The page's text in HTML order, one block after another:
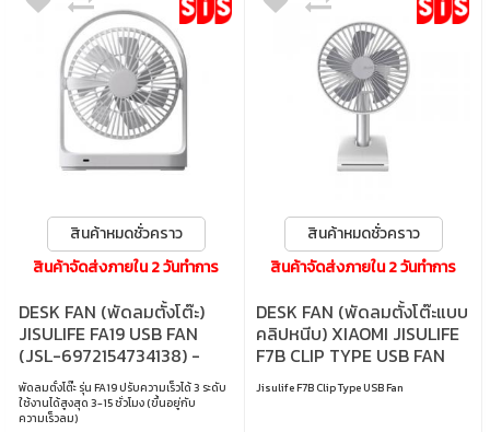
สินค้าหมดชั่วคราว
สินค้าจัดส่งภายใน 2 วันทำการ
DESK FAN (พัดลมตั้งโต๊ะ)
JISULIFE FA19 USB FAN
(JSL-6972154734138) -
WHITE
พัดลมตั้งโต๊ะ รุ่น FA19 ปรับความเร็วได้ 3 ระดับ
ใช้งานได้สูงสุด 3-15 ชั่วโมง (ขึ้นอยู่กับ
ความเร็วลม)
สินค้าหมดชั่วคราว
สินค้าจัดส่งภายใน 2 วันทำการ
DESK FAN (พัดลมตั้งโต๊ะแบบ
คลิปหนีบ) XIAOMI JISULIFE
F7B CLIP TYPE USB FAN
(JSL-6972154731007) -
WHITE
Jisulife F7B Clip Type USB Fan